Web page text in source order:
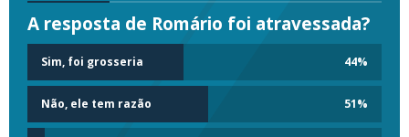
A resposta de Romário foi atravessada?
Sim, foi grosseria 44%
Não, ele tem razão 51%